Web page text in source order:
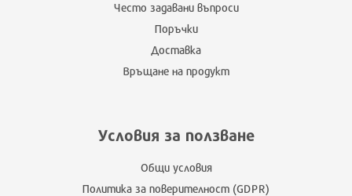
Често задавани въпроси
Поръчки
Доставка
Връщане на продукт
Условия за ползване
Общи условия
Политика за поверителност (GDPR)